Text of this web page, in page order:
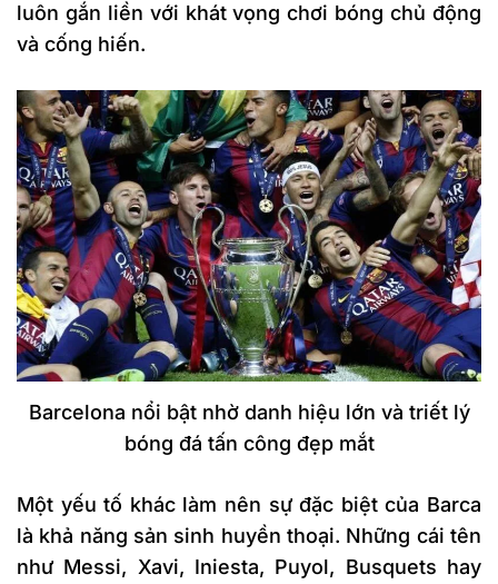
luôn gắn liền với khát vọng chơi bóng chủ động
và cống hiến.
Barcelona nổi bật nhờ danh hiệu lớn và triết lý
bóng đá tấn công đẹp mắt
Một yếu tố khác làm nên sự đặc biệt của Barca
là khả năng sản sinh huyền thoại. Những cái tên
như Messi, Xavi, Iniesta, Puyol, Busquets hay